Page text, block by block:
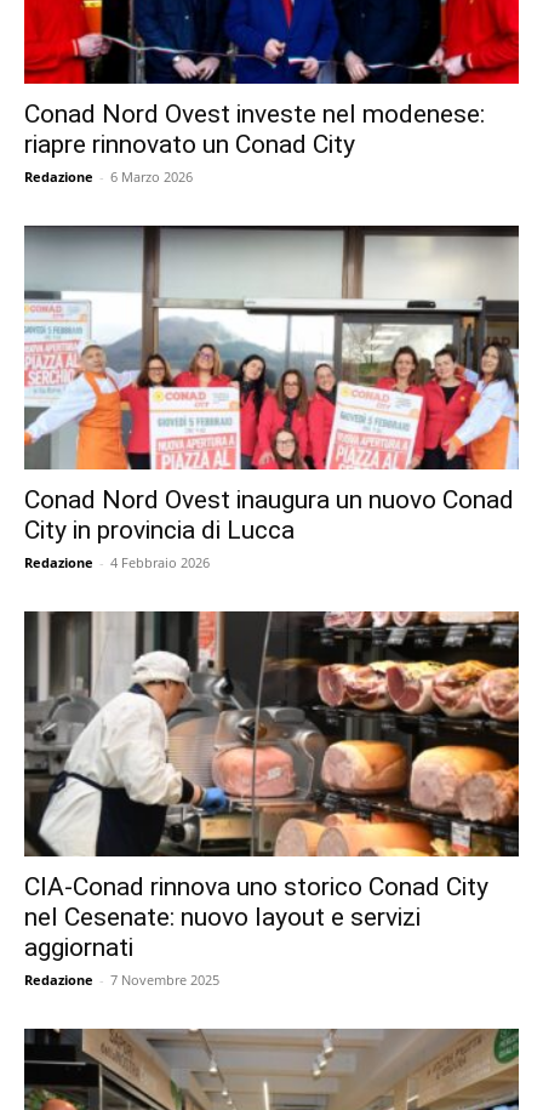
Conad Nord Ovest investe nel modenese:
riapre rinnovato un Conad City
Redazione - 6 Marzo 2026
Conad Nord Ovest inaugura un nuovo Conad
City in provincia di Lucca
Redazione - 4 Febbraio 2026
CIA-Conad rinnova uno storico Conad City
nel Cesenate: nuovo layout e servizi
aggiornati
Redazione - 7 Novembre 2025